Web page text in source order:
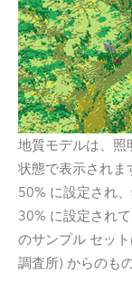
地質モデルは、照
状態で表示されま
50% に設定され
30% に設定され
のサンプル セッ
調査所) からのもの